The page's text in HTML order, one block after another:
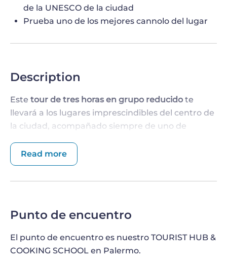
de la UNESCO de la ciudad
Prueba uno de los mejores cannolo del lugar
Description
Este tour de tres horas en grupo reducido te
llevará a los lugares imprescindibles del centro de
la ciudad, acompañado siempre de uno de
TOUR A PIE POR LOS SITIOS DE LA UNESCO
y podremos ver algunos lugares como la
la Vergüenza
, llamada por los lugareños Piazza
Pretoria . La enorme fuente que se puede admirar
Read more
Punto de encuentro
El punto de encuentro es nuestro TOURIST HUB &
COOKING SCHOOL en Palermo.